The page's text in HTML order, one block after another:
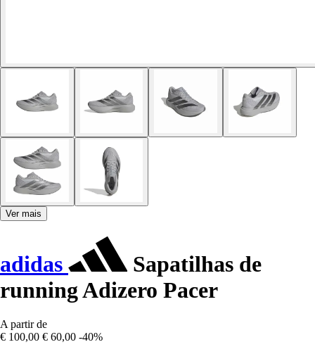
Ver mais
adidas
Sapatilhas de
running Adizero Pacer
A partir de
€ 100,00 € 60,00 -40%